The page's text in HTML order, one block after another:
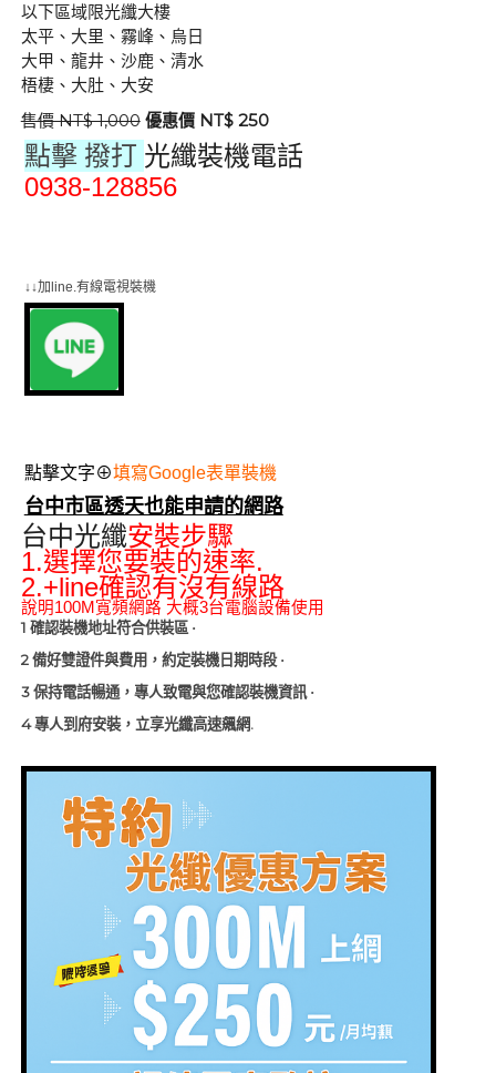
以下區域限光纖大樓
太平、大里、霧峰、烏日
大甲、龍井、沙鹿、清水
梧棲、大肚、大安
售價 NT$ 1,000 優惠價 NT$ 250
點擊 撥打 光纖裝機電話
0938-128856
↓↓加line.有線電視裝機
點擊文字⊕填寫Google表單裝機
台中市區透天也能申請的網路
台中光纖安裝步驟
1.選擇您要裝的速率.
2.+line確認有沒有線路
說明100M寬頻網路 大概3台電腦設備使用
1 確認裝機地址符合供裝區 ·
2 備好雙證件與費用，約定裝機日期時段 ·
3 保持電話暢通，專人致電與您確認裝機資訊 ·
4專人到府安裝，立享光纖高速飆網.